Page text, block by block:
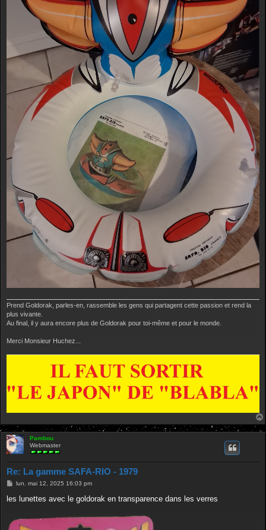
Prend Goldorak, parles-en, rassemble les gens qui partagent cette passion et rend la
plus vivante.
Au final, il y aura encore plus de Goldorak pour toi-même et pour le monde.
Merci Monsieur Huchez...
Pambou
Webmaster
Re: La gamme SAFA-RIO - 1979
M
s
g
lun. mai 12, 2025 16:03 pm
les lunettes avec le goldorak en transparence dans les verres